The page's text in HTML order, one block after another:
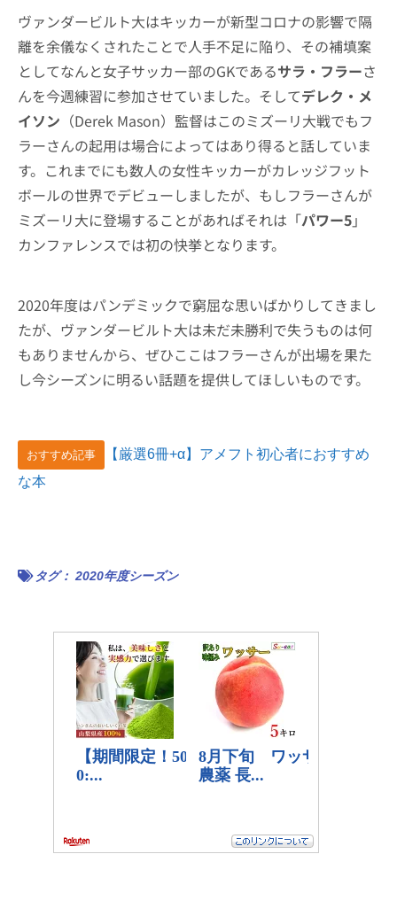
ヴァンダービルト大はキッカーが新型コロナの影響で隔
離を余儀なくされたことで人手不足に陥り、その補填案
としてなんと女子サッカー部のGKであるサラ・フラーさ
んを今週練習に参加させていました。そしてデレク・メ
イソン （Derek Mason）監督はこのミズーリ大戦でもフ
ラーさんの起用は場合によってはあり得ると話していま
す。これまでにも数人の女性キッカーがカレッジフット
ボールの世界でデビューしましたが、もしフラーさんが
ミズーリ大に登場することがあればそれは「パワー5」
カンファレンスでは初の快挙となります。
2020年度はパンデミックで窮屈な思いばかりしてきまし
たが、ヴァンダービルト大は未だ未勝利で失うものは何
もありませんから、ぜひここはフラーさんが出場を果た
し今シーズンに明るい話題を提供してほしいものです。
おすすめ記事
【厳選6冊+α】アメフト初心者におすすめ
な本
タグ： 2020年度シーズン